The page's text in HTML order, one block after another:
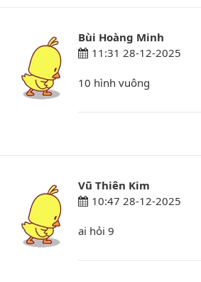
Bùi Hoàng Minh
11:31 28-12-2025
10 hình vuông
Vũ Thiên Kim
10:47 28-12-2025
ai hỏi 9